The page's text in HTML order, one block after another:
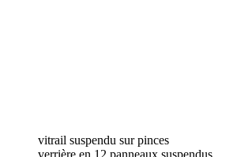
vitrail suspendu sur pinces